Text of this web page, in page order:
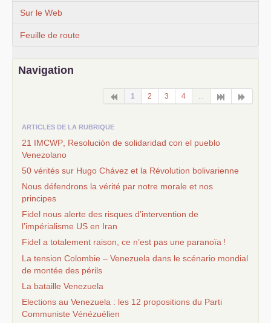
Sur le Web
Feuille de route
Navigation
1 2 3 4
ARTICLES DE LA RUBRIQUE
21 IMCWP , Resolución de solidaridad con el pueblo
Venezolano
50 vérités sur Hugo Chávez et la Révolution bolivarienne
Nous défendrons la vérité par notre morale et nos
principes
Fidel nous alerte des risques d’intervention de
l’impérialisme US en Iran
Fidel a totalement raison, ce n’est pas une paranoïa !
La tension Colombie – Venezuela dans le scénario mondial
de montée des périls
La bataille Venezuela
Elections au Venezuela : les 12 propositions du Parti
Communiste Vénézuélien